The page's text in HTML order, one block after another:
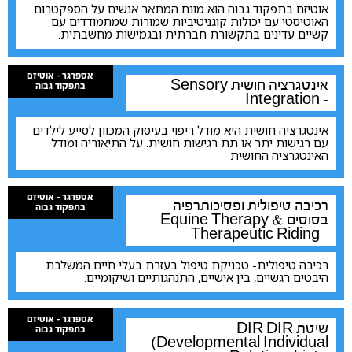
אוטיזם בתפקוד גבוה הוא מונח המתאר אנשים על הספקטרום
האוטיסטי עם יכולות קוגניטיביות שמורות שמתמודדים עם
קשיים עדינים בתקשורת חברתית ובגמישות מחשבתית.
אספרגר - אוטיזם
בתפקוד גבוה
אינטגרציה חושיתSensory
Integration -
אינטגרציה חושית היא מודל ריפוי בעיסוק המכוון לסייע לילדים
עם רגישות יתר או תת רגישות חושית. על התיאוריה ומודל
האינטגרציה החושית
אספרגר - אוטיזם
בתפקוד גבוה
רכיבה טיפולית ופסיכותרפיה
בסוסים Equine Therapy &
Therapeutic Riding -
רכיבה טיפולית- טכניקת טיפול בעזרת בעלי חיים המשלבת
היבטים רגשיים, בין אישיים, התנהגותיים ושיקומיים.
אספרגר - אוטיזם
בתפקוד גבוה
שיטת DIR
DIR
(Developmental Individual